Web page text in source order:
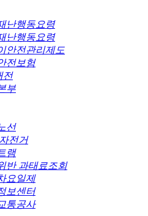
난행동요령
난행동요령
안전관리제도
전보험
전
부
선
전거
램
반 과태료조회
요일제
보센터
통공사